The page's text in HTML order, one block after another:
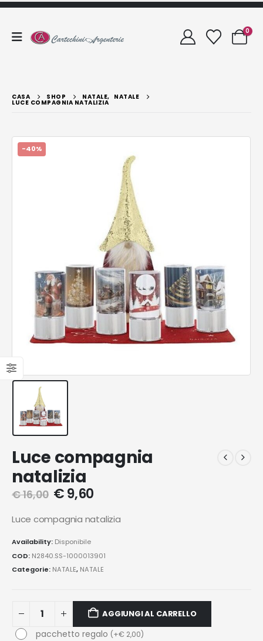
0
CASA SHOP NATALE, NATALE
LUCE COMPAGNIA NATALIZIA
-40%
Luce compagnia
natalizia
€16,00 €9,60
Luce compagnia natalizia
Availability: Disponibile
COD: N2840.SS-1000013901
Categorie: NATALE, NATALE
AGGIUNGI AL CARRELLO
pacchetto regalo (+€2,00)